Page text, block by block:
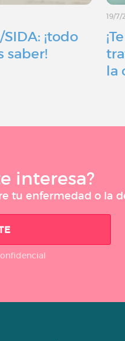
¡todo
saber!
19/7/
la
interesa?
tu enfermedad o la